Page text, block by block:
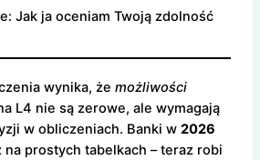
Jak ja oceniam Twoją zdolność
wynika, że możliwości
L4 nie są zerowe, ale wymagają
w obliczeniach. Banki w 2026
prostych tabelkach – teraz robi